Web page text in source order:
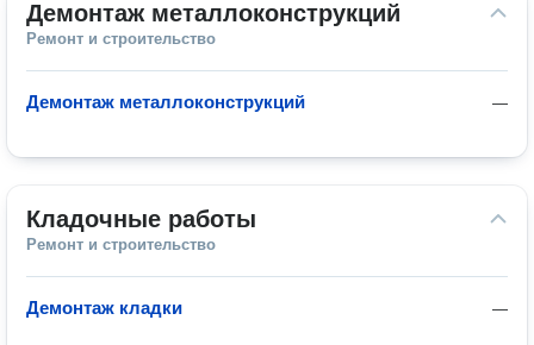
Демонтаж металлоконструкций
Ремонт и строительство
—
Демонтаж металлоконструкций
Кладочные работы
Ремонт и строительство
—
Демонтаж кладки